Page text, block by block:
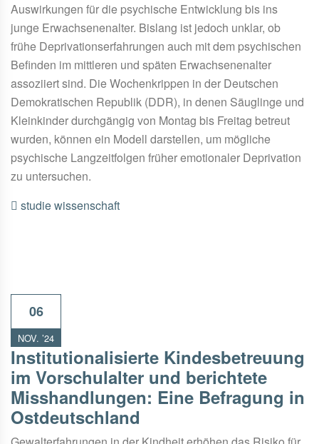
Auswirkungen für die psychische Entwicklung bis ins
junge Erwachsenenalter. Bislang ist jedoch unklar, ob
frühe Deprivationserfahrungen auch mit dem psychischen
Befinden im mittleren und späten Erwachsenenalter
assoziiert sind. Die Wochenkrippen in der Deutschen
Demokratischen Republik (DDR), in denen Säuglinge und
Kleinkinder durchgängig von Montag bis Freitag betreut
wurden, können ein Modell darstellen, um mögliche
psychische Langzeitfolgen früher emotionaler Deprivation
zu untersuchen.
studiewissenschaft
06
NOV. ’24
Institutionalisierte Kindesbetreuung
im Vorschulalter und berichtete
Misshandlungen: Eine Befragung in
Ostdeutschland